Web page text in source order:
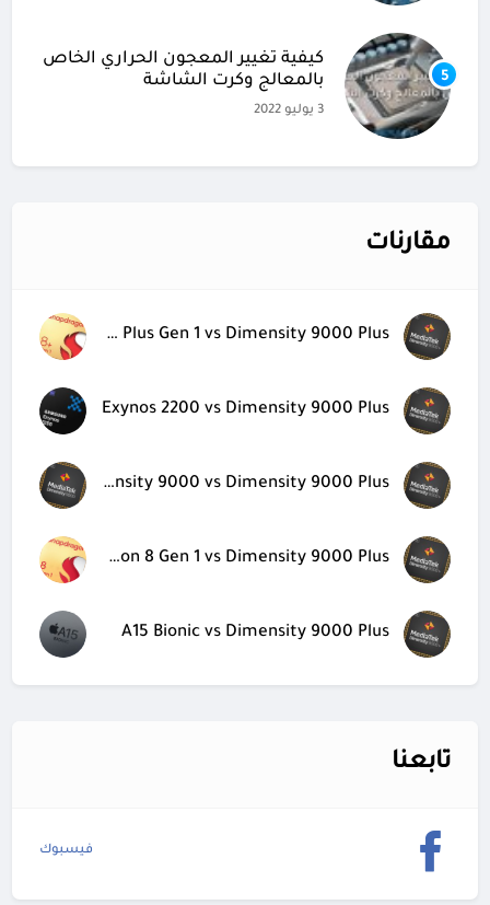
5
كيفية تغيير المعجون الحراري الخاص
بالمعالج وكرت الشاشة
3 يوليو 2022
مقارنات
Snapdragon 8 Plus Gen 1 vs Dimensity 9000 Plus
Exynos 2200 vs Dimensity 9000 Plus
Dimensity 9000 vs Dimensity 9000 Plus
Snapdragon 8 Gen 1 vs Dimensity 9000 Plus
A15 Bionic vs Dimensity 9000 Plus
تابعنا
فيسبوك